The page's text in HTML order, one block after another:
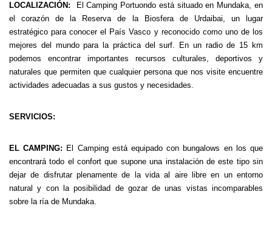
LOCALIZACIÓN: El Camping Portuondo está situado en Mundaka, en
el corazón de la Reserva de la Biosfera de Urdaibai, un lugar
estratégico para conocer el País Vasco y reconocido como uno de los
mejores del mundo para la práctica del surf. En un radio de 15 km
podemos encontrar importantes recursos culturales, deportivos y
naturales que permiten que cualquier persona que nos visite encuentre
actividades adecuadas a sus gustos y necesidades.
SERVICIOS:
EL CAMPING: El Camping está equipado con bungalows en los que
encontrará todo el confort que supone una instalación de este tipo sin
dejar de disfrutar plenamente de la vida al aire libre en un entorno
natural y con la posibilidad de gozar de unas vistas incomparables
sobre la ría de Mundaka.